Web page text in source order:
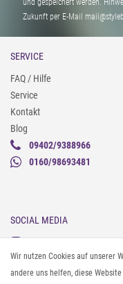
und gespeichert werden.
Zukunft per E-Mail
SERVICE
FAQ / Hilfe
Service
Kontakt
Blog
09402/9388966
0160/98693481
SOCIAL MEDIA
Instagram
Facebook
Pinterest
Wir nutzen Cookies auf unserer
andere uns helfen, diese